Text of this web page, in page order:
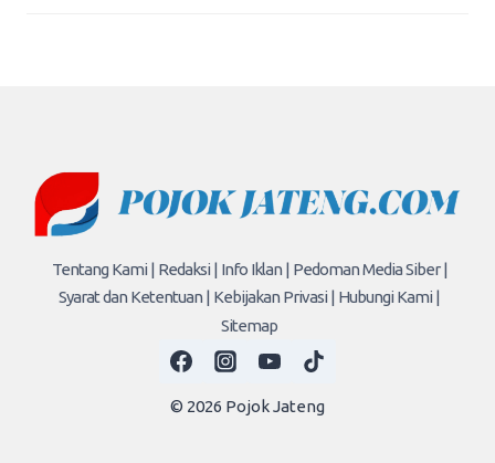
Tentang Kami | Redaksi | Info Iklan | Pedoman Media Siber |
Syarat dan Ketentuan | Kebijakan Privasi | Hubungi Kami |
Sitemap
© 2026 Pojok Jateng